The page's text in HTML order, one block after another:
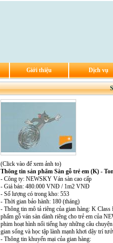
Giới thiệu Dịch vụ
(Click vào để xem ảnh to)
Thông tin sản phẩm Sàn gỗ trẻ em (K) -
- Công ty: NEWSKY Ván sàn cao cấp
- Giá bán: 480.000 VNĐ / 1m2 VNĐ
- Số lượng có trong kho: 553
- Thời gian bảo hành: 180 (tháng)
- Thông tin mô tả riêng của gian hàng: K
phẩm gỗ ván sàn dành riêng cho trẻ em của
phim hoạt hình nổi tiếng hay những câu
gian sống và học tập lành mạnh khơi dậy trí
- Thông tin khuyến mại của gian hàng: